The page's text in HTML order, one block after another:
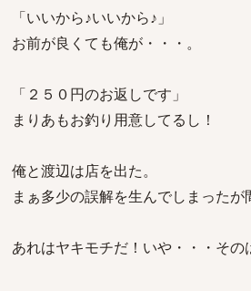
「いいから♪いいから♪」
お前が良くても俺が・・・。
「２５０円のお返しです」
まりあもお釣り用意してるし！
俺と渡辺は店を出た。
まぁ多少の誤解を生んでしまったが
あれはヤキモチだ！いや・・・その